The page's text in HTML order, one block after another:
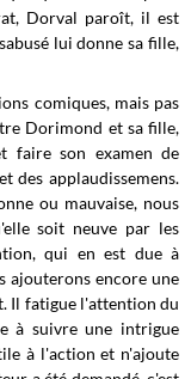
Dorval paroît, il est
lui donne sa fille,
comiques, mais pas
Dorimond et sa fille,
faire son examen de
des applaudissemens.
ou mauvaise, nous
soit neuve par les
qui en est due à
ajouterons encore une
Il fatigue l'attention du
à suivre une intrigue
à l'action et n'ajoute